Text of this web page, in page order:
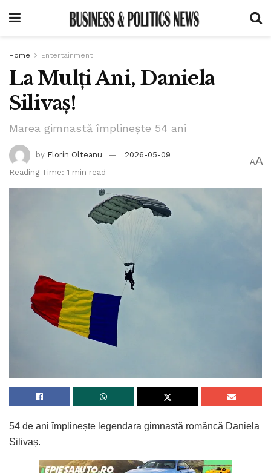
Home Entertainment
La Mulți Ani, Daniela
Silivaș!
Marea gimnastă împlinește 54 ani
by Florin Olteanu
2026-05-09
Reading Time: 1 min read
AA
54 de ani împlinește legendara gimnastă româncă Daniela
Silivaș.